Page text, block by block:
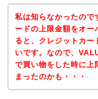
私は知らなかったので
ードの上限金額をオー
ると、クレジットカー
いです。なので、
で買い物をした時に上
まったのかも・・・